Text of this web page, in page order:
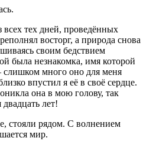
тех дней, проведённых
восторг, а природа снова
своим бедствием
была незнакомка, имя которой
много оно для меня
впустил я её в своё сердце.
она в мою голову, так
двадцать лет!
стояли рядом. С волнением
мир.